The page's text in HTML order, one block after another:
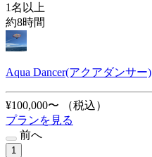
1名以上
約8時間
Aqua Dancer(アクアダンサー)
¥100,000〜
（税込）
プランを見る
前へ
1